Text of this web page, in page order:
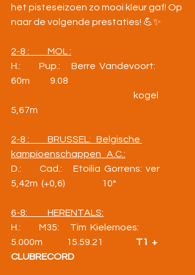
het pisteseizoen zo mooi kleur gaf! Op
naar de volgende prestaties! 💪✨
2-8 :          MOL :
H.:          Pup.:      Berre  Vandevoort:
60m           9.08
kogel
5,67m
2-8 :          BRUSSEL:   Belgische
kampioenschappen   A.C.:
D.:          Cad.:      Etoilia  Gorrens:  ver
5,42m  (+0,6)                    10°
6-8:           HERENTALS:
H.:          M35:      Tim  Kielemoes:
5.000m             15.59.21 T1  +
CLUBRECORD